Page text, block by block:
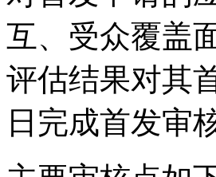
互、受众覆盖
评估结果对其
日完成首发审